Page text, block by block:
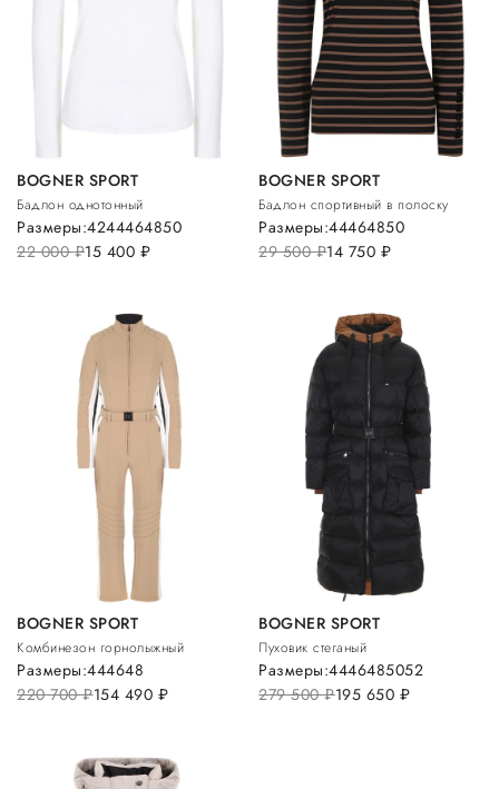
BOGNER SPORT
Бадлон однотонный
22 000руб.15 400 руб.
Размеры:4244464850
BOGNER SPORT
Бадлон спортивный в полоску
29 500руб.14 750 руб.
Размеры:44464850
BOGNER SPORT
Комбинезон горнолыжный
220 700руб.154 490 руб.
Размеры:444648
BOGNER SPORT
Пуховик стеганый
279 500руб.195 650 руб.
Размеры:4446485052